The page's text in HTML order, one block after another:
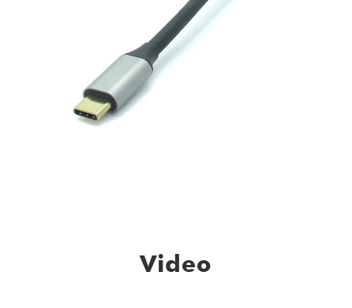
Video